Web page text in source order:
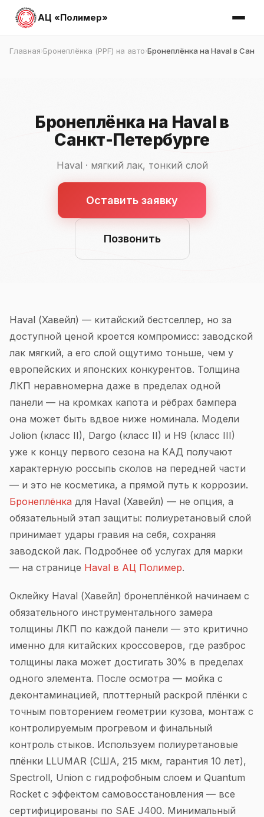
АЦ «Полимер»
Главная›Бронеплёнка (PPF) на авто›Бронеплёнка на Haval в
Бронеплёнка на Haval в
Санкт-Петербурге
Haval · мягкий лак, тонкий слой
Оставить заявку
Позвонить
Haval (Хавейл) — китайский бестселлер, но за
доступной ценой кроется компромисс: заводской
лак мягкий, а его слой ощутимо тоньше, чем у
европейских и японских конкурентов. Толщина
ЛКП неравномерна даже в пределах одной
панели — на кромках капота и рёбрах бампера
она может быть вдвое ниже номинала. Модели
Jolion (класс II), Dargo (класс II) и H9 (класс III)
уже к концу первого сезона на КАД получают
характерную россыпь сколов на передней части
— и это не косметика, а прямой путь к коррозии.
Бронеплёнка для Haval (Хавейл) — не опция, а
обязательный этап защиты: полиуретановый слой
принимает удары гравия на себя, сохраняя
заводской лак. Подробнее об услугах для марки
— на странице Haval в АЦ Полимер.
Оклейку Haval (Хавейл) бронеплёнкой начинаем с
обязательного инструментального замера
толщины ЛКП по каждой панели — это критично
именно для китайских кроссоверов, где разброс
толщины лака может достигать 30% в пределах
одного элемента. После осмотра — мойка с
деконтаминацией, плоттерный раскрой плёнки с
точным повторением геометрии кузова, монтаж с
контролируемым прогревом и финальный
контроль стыков. Используем полиуретановые
плёнки LLUMAR (США, 215 мкм, гарантия 10 лет),
Spectroll, Union с гидрофобным слоем и Quantum
Rocket с эффектом самовосстановления — все
сертифицированы по SAE J400. Минимальный